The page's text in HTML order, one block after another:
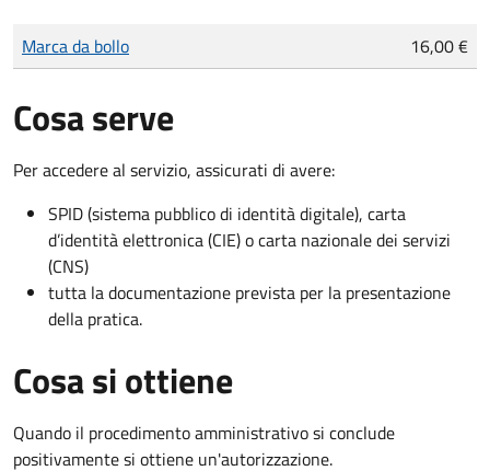
Tipo di pagamento
Importo
Marca da bollo 16,00 €
Cosa serve
Per accedere al servizio, assicurati di avere:
SPID (sistema pubblico di identità digitale), carta
d’identità elettronica (CIE) o carta nazionale dei servizi
(CNS)
tutta la documentazione prevista per la presentazione
della pratica.
Cosa si ottiene
Quando il procedimento amministrativo si conclude
positivamente si ottiene un'autorizzazione.